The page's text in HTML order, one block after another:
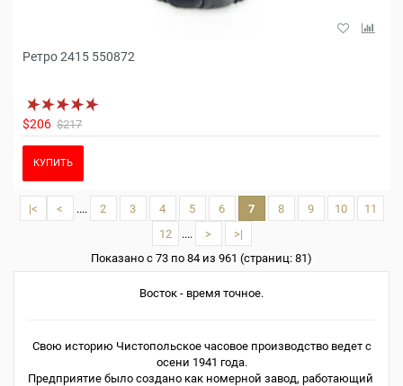
Ретро 2415 550872
$206 $217
КУПИТЬ
|< < .... 2 3 4 5 6 7 8 9 10
11
12
.... >
>|
Показано с 73 по 84 из 961 (страниц: 81)
Восток - время точное.
Свою историю Чистопольское часовое производство ведет с
осени 1941 года.
Предприятие было создано как номерной завод, работающий